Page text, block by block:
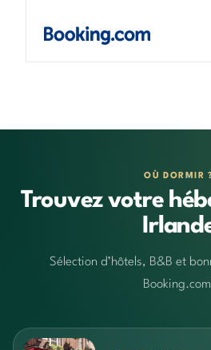
OÙ DORMIR
Trouvez votre
Sélection d’hôtels, B&B et